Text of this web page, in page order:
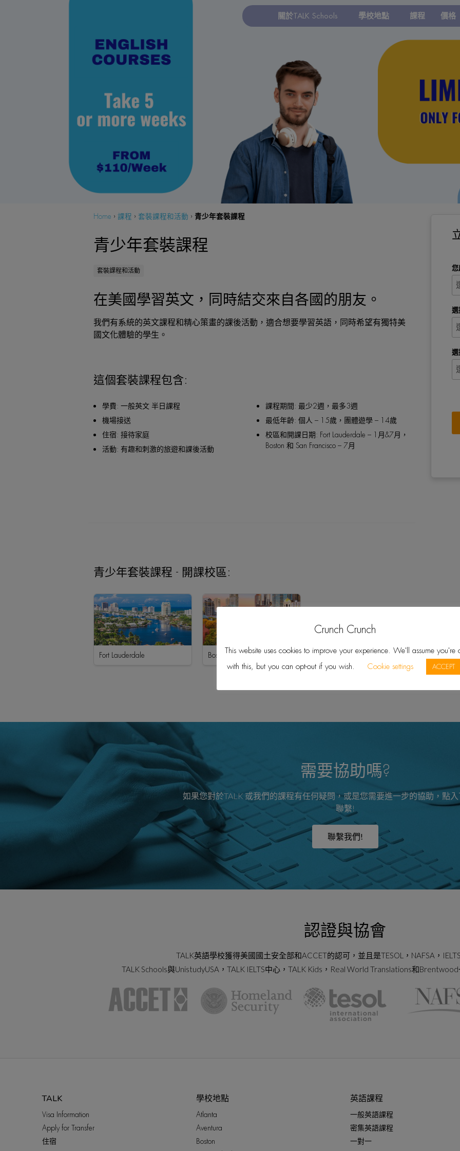
關於TALK Schools 學校地點 課程 價格
Home › 課程 › 套裝課程和活動 › 青少年套裝課程
青少年套裝課程
套裝課程和活動
在美國學習英文，同時結交來自各國的朋友。
我們有系統的英文課程和精心策畫的課後活動，適合想要學習英語，同時希望有獨特美
國文化體驗的學生。
這個套裝課程包含:
學費: 一般英文 半日課程
機場接送
住宿: 接待家庭
活動: 有趣和刺激的旅遊和課後活動
課程期間: 最少2週，最多3週
最低年齡: 個人 – 15歲，團體遊學 – 14歲
校區和開課日期: Fort Lauderdale – 1月&7月，
Boston 和 San Francisco – 7月
青少年套裝課程 - 開課校區:
Fort Lauderdale Boston
您
選
選
需要協助嗎?
如果您對於TALK 或我們的課程有任何疑問，或是您需要進一步的協助，點
聯繫!
聯繫我們!
認證與協會
TALK英語學校獲得美國國土安全部和ACCET的認可，並且是TESOL，NAFSA，
TALK Schools與UnistudyUSA，TALK IELTS中心，TALK Kids，Real World Translations和
TALK
Visa Information
Apply for Transfer
住宿
學校地點
Atlanta
Aventura
Boston
英語課程
一般英語課程
密集英語課程
一對一
Crunch Crunch
This website uses cookies to improve your experience. We'll assume you're
with this, but you can opt-out if you wish.
Cookie settings ACCEPT